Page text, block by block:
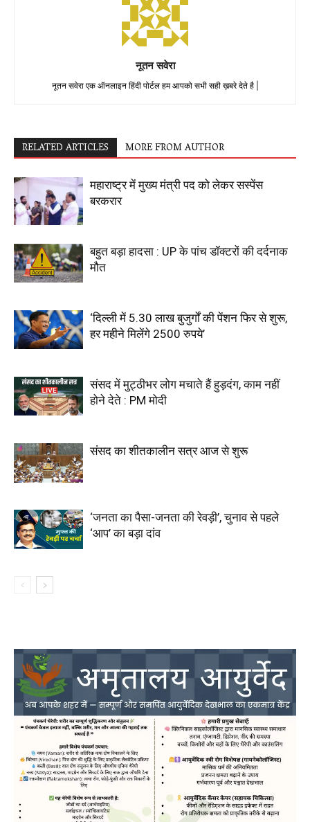
नूतन सवेरा
नूतन सवेरा एक ऑनलाइन हिंदी पोर्टल हम आपको सभी सही ख़बरे देते है |
RELATED ARTICLES MORE FROM AUTHOR
महाराष्ट्र में मुख्य मंत्री पद को लेकर सस्पेंस
बरकरार
बहुत बड़ा हादसा : UP के पांच डॉक्टरों की दर्दनाक
मौत
‘दिल्ली में 5.30 लाख बुजुर्गों की पेंशन फिर से शुरू,
हर महीने मिलेंगे 2500 रुपये’
संसद में मुट्ठीभर लोग मचाते हैं हुड़दंग, काम नहीं
होने देते : PM मोदी
संसद का शीतकालीन सत्र आज से शुरू
‘जनता का पैसा-जनता की रेवड़ी’, चुनाव से पहले
‘आप’ का बड़ा दांव